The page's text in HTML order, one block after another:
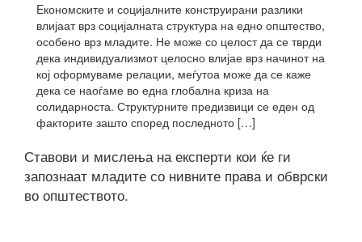
Eкономските и социјалните конструирани разлики
влијаат врз социјалната структура на едно општество,
особено врз младите. Не може со целост да се тврди
дека индивидуализмот целосно влијае врз начинот на
кој оформуваме релации, меѓутоа може да се каже
дека се наоѓаме во една глобална криза на
солидарноста. Структурните предизвици се еден од
факторите зашто според последното […]
Ставови и мислења на експерти кои ќе ги
запознаат младите со нивните права и обврски
во општеството.